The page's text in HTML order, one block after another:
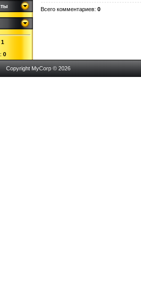
1
0
Всего комментариев: 0
Copyright MyCorp © 2026